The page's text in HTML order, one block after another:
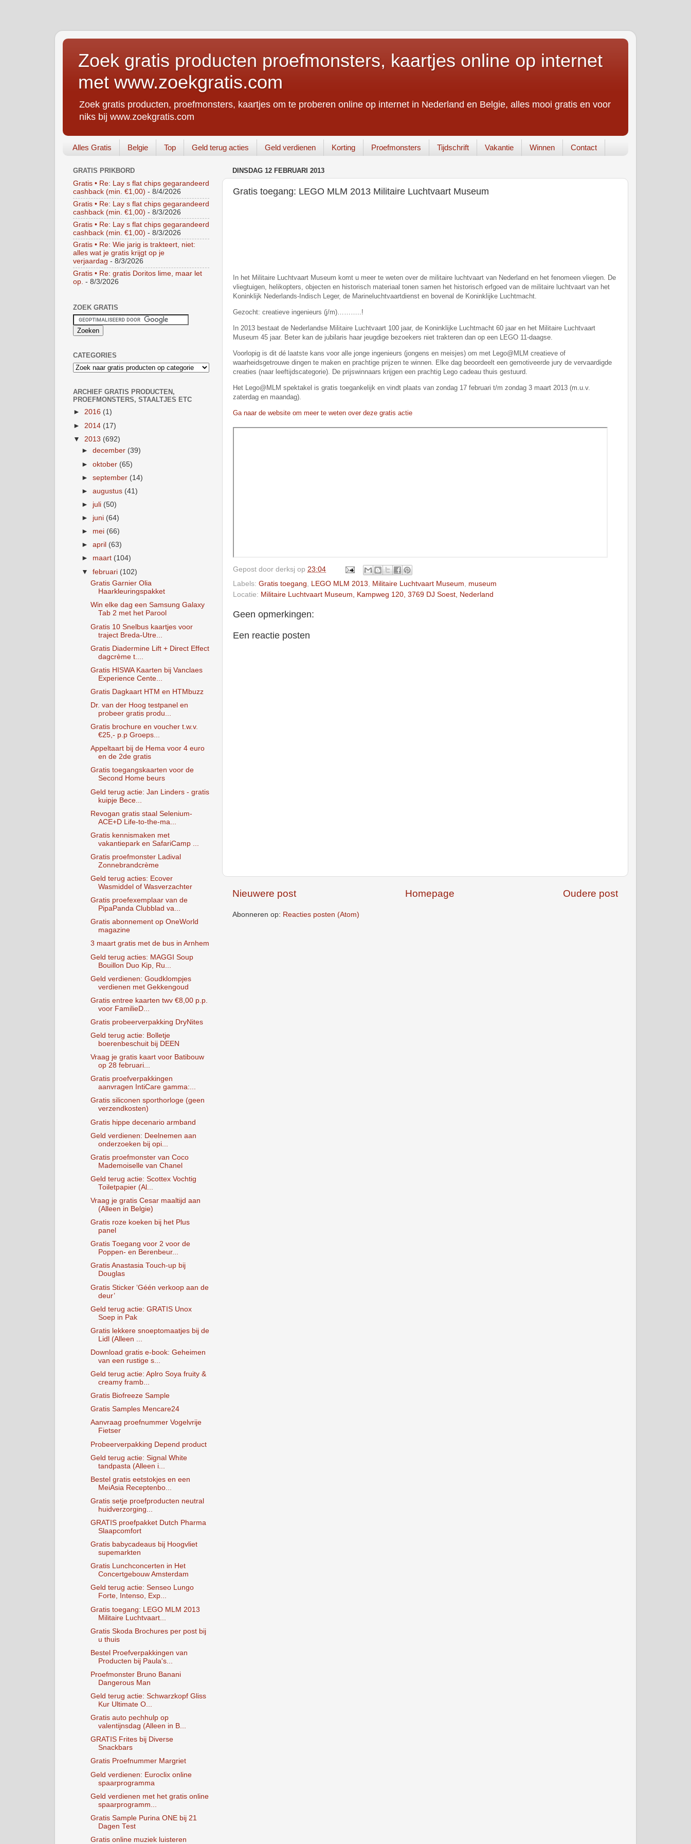
Zoek gratis producten proefmonsters, kaartjes online op internet
met www.zoekgratis.com
Zoek gratis producten, proefmonsters, kaartjes om te proberen online op internet in Nederland en Belgie, alles mooi gratis en voor
niks bij www.zoekgratis.com
Alles Gratis Belgie Top Geld terug acties Geld verdienen Korting Proefmonsters Tijdschrift Vakantie Winnen Contact
DINSDAG 12 FEBRUARI 2013
Gratis toegang: LEGO MLM 2013 Militaire Luchtvaart Museum
In het Militaire Luchtvaart Museum komt u meer te weten over de militaire luchtvaart van Nederland en het fenomeen vliegen. De
vliegtuigen, helikopters, objecten en historisch materiaal tonen samen het historisch erfgoed van de militaire luchtvaart van het
Koninklijk Nederlands-Indisch Leger, de Marineluchtvaartdienst en bovenal de Koninklijke Luchtmacht.
Gezocht: creatieve ingenieurs (j/m)………..!
In 2013 bestaat de Nederlandse Militaire Luchtvaart 100 jaar, de Koninklijke Luchtmacht 60 jaar en het Militaire Luchtvaart
Museum 45 jaar. Beter kan de jubilaris haar jeugdige bezoekers niet trakteren dan op een LEGO 11-daagse.
Voorlopig is dit dé laatste kans voor alle jonge ingenieurs (jongens en meisjes) om met Lego@MLM creatieve of
waarheidsgetrouwe dingen te maken en prachtige prijzen te winnen. Elke dag beoordeelt een gemotiveerde jury de vervaardigde
creaties (naar leeftijdscategorie). De prijswinnaars krijgen een prachtig Lego cadeau thuis gestuurd.
Het Lego@MLM spektakel is gratis toegankelijk en vindt plaats van zondag 17 februari t/m zondag 3 maart 2013 (m.u.v.
zaterdag en maandag).
Ga naar de website om meer te weten over deze gratis actie
Gepost door derksj op 23:04
Labels: Gratis toegang LEGO MLM 2013 Militaire Luchtvaart Museum
museum
Locatie: Militaire Luchtvaart Museum, Kampweg 120, 3769 DJ Soest, Nederland
Geen opmerkingen:
Een reactie posten
Nieuwere post Oudere post
Homepage
Abonneren op: Reacties posten (Atom)
GRATIS PRIKBORD
Gratis • Re: Lay s flat chips gegarandeerd
cashback (min. €1,00) - 8/4/2026
Gratis • Re: Lay s flat chips gegarandeerd
cashback (min. €1,00) - 8/3/2026
Gratis • Re: Lay s flat chips gegarandeerd
cashback (min. €1,00) - 8/3/2026
Gratis • Re: Wie jarig is trakteert, niet:
alles wat je gratis krijgt op je
verjaardag - 8/3/2026
Gratis • Re: gratis Doritos lime, maar let
op. - 8/3/2026
ZOEK GRATIS
CATEGORIES
ARCHIEF GRATIS PRODUCTEN,
PROEFMONSTERS, STAALTJES ETC
► 2016 (1)
► 2014 (17)
▼ 2013 (692)
►december (39)
►oktober (65)
►september (14)
►augustus (41)
► juli (50)
► juni (64)
► mei (66)
►april (63)
► maart (104)
▼februari (102)
Gratis Garnier Olia
Haarkleuringspakket
Win elke dag een Samsung Galaxy
Tab 2 met het Parool
Gratis 10 Snelbus kaartjes voor
traject Breda-Utre...
Gratis Diadermine Lift + Direct Effect
dagcrème t....
Gratis HISWA Kaarten bij Vanclaes
Experience Cente...
Gratis Dagkaart HTM en HTMbuzz
Dr. van der Hoog testpanel en
probeer gratis produ...
Gratis brochure en voucher t.w.v.
€25,- p.p Groeps...
Appeltaart bij de Hema voor 4 euro
en de 2de gratis
Gratis toegangskaarten voor de
Second Home beurs
Geld terug actie: Jan Linders - gratis
kuipje Bece...
Revogan gratis staal Selenium-
ACE+D Life-to-the-ma...
Gratis kennismaken met
vakantiepark en SafariCamp ...
Gratis proefmonster Ladival
Zonnebrandcrème
Geld terug acties: Ecover
Wasmiddel of Wasverzachter
Gratis proefexemplaar van de
PipaPanda Clubblad va...
Gratis abonnement op OneWorld
magazine
3 maart gratis met de bus in Arnhem
Geld terug acties: MAGGI Soup
Bouillon Duo Kip, Ru...
Geld verdienen: Goudklompjes
verdienen met Gekkengoud
Gratis entree kaarten twv €8,00 p.p.
voor FamilieD...
Gratis probeerverpakking DryNites
Geld terug actie: Bolletje
boerenbeschuit bij DEEN
Vraag je gratis kaart voor Batibouw
op 28 februari...
Gratis proefverpakkingen
aanvragen IntiCare gamma:...
Gratis siliconen sporthorloge (geen
verzendkosten)
Gratis hippe decenario armband
Geld verdienen: Deelnemen aan
onderzoeken bij opi...
Gratis proefmonster van Coco
Mademoiselle van Chanel
Geld terug actie: Scottex Vochtig
Toiletpapier (Al...
Vraag je gratis Cesar maaltijd aan
(Alleen in Belgie)
Gratis roze koeken bij het Plus
panel
Gratis Toegang voor 2 voor de
Poppen- en Berenbeur...
Gratis Anastasia Touch-up bij
Douglas
Gratis Sticker ‘Géén verkoop aan de
deur’
Geld terug actie: GRATIS Unox
Soep in Pak
Gratis lekkere snoeptomaatjes bij de
Lidl (Alleen ...
Download gratis e-book: Geheimen
van een rustige s...
Geld terug actie: Aplro Soya fruity &
creamy framb...
Gratis Biofreeze Sample
Gratis Samples Mencare24
Aanvraag proefnummer Vogelvrije
Fietser
Probeerverpakking Depend product
Geld terug actie: Signal White
tandpasta (Alleen i...
Bestel gratis eetstokjes en een
MeiAsia Receptenbo...
Gratis setje proefproducten neutral
huidverzorging...
GRATIS proefpakket Dutch Pharma
Slaapcomfort
Gratis babycadeaus bij Hoogvliet
supemarkten
Gratis Lunchconcerten in Het
Concertgebouw Amsterdam
Geld terug actie: Senseo Lungo
Forte, Intenso, Exp...
Gratis toegang: LEGO MLM 2013
Militaire Luchtvaart...
Gratis Skoda Brochures per post bij
u thuis
Bestel Proefverpakkingen van
Producten bij Paula's...
Proefmonster Bruno Banani
Dangerous Man
Geld terug actie: Schwarzkopf Gliss
Kur Ultimate O...
Gratis auto pechhulp op
valentijnsdag (Alleen in B...
GRATIS Frites bij Diverse
Snackbars
Gratis Proefnummer Margriet
Geld verdienen: Euroclix online
spaarprogramma
Geld verdienen met het gratis online
spaarprogramm...
Gratis Sample Purina ONE bij 21
Dagen Test
Gratis online muziek luisteren